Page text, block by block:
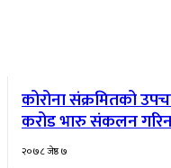
कोरोना संक्रमितको
करोड भारु संकलन
२०७८ जेष्ठ ७